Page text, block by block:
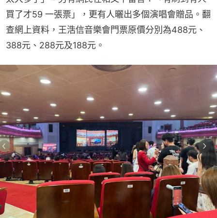
買了才59 一張票」，更有人曬出多個演唱會贈品。翻
查網上資料，王浩信音樂會門票原價分別為488元、
388元、288元及188元。